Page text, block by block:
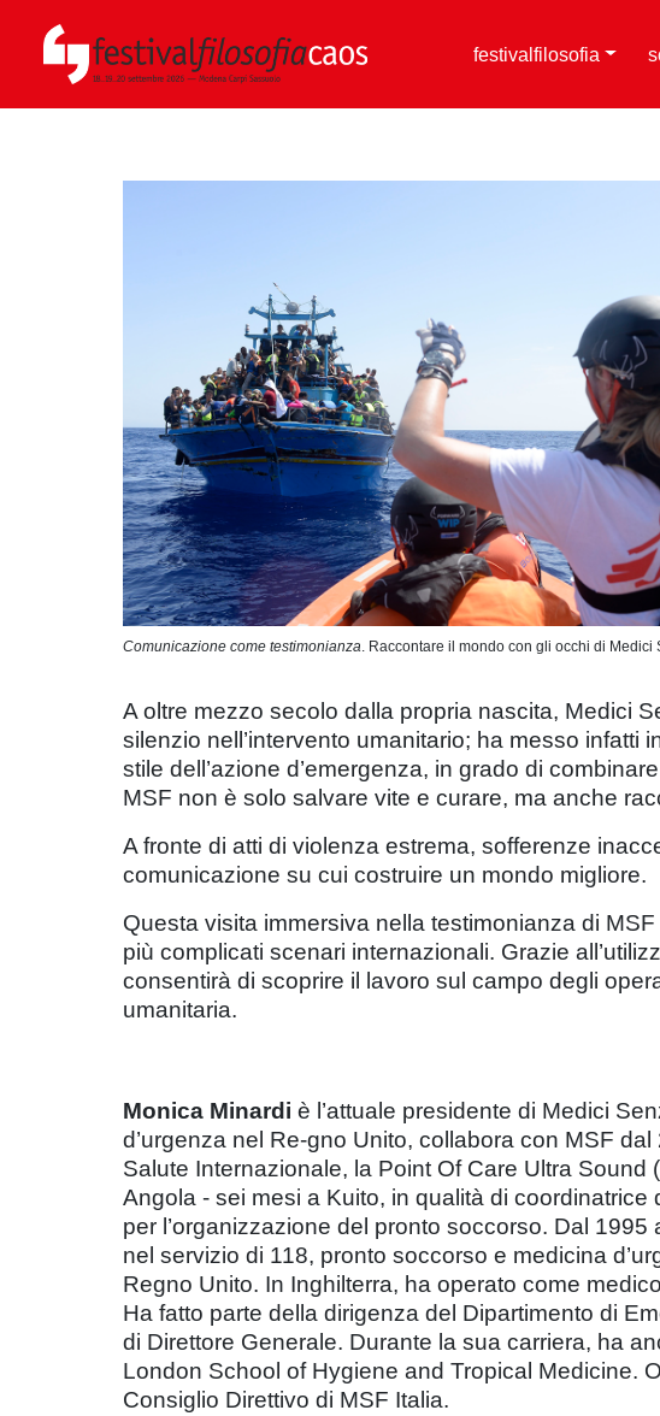
festivalfilosofia
Comunicazione come testimonianza. Raccontare il mondo con gli occhi di Medici
A oltre mezzo secolo dalla propria nascita, Medici
silenzio nell’intervento umanitario; ha messo
stile dell’azione d’emergenza, in grado di
MSF non è solo salvare vite e curare, ma anche
A fronte di atti di violenza estrema, sofferenze
comunicazione su cui costruire un mondo migliore.
Questa visita immersiva nella testimonianza di
più complicati scenari internazionali. Grazie
consentirà di scoprire il lavoro sul campo degli
umanitaria.
Monica Minardi è l’attuale presidente di Medici
d’urgenza nel Re-gno Unito, collabora con MSF
Salute Internazionale, la Point Of Care Ultra
Angola - sei mesi a Kuito, in qualità di
per l’organizzazione del pronto soccorso. Dal
nel servizio di 118, pronto soccorso e medicina
Regno Unito. In Inghilterra, ha operato come
Ha fatto parte della dirigenza del Dipartimento di
di Direttore Generale. Durante la sua carriera, ha
London School of Hygiene and Tropical Medicine.
Consiglio Direttivo di MSF Italia.